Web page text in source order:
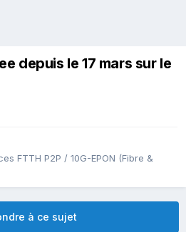
depuis le 17 mars sur le
FTTH P2P / 10G-EPON (Fibre &
à ce sujet